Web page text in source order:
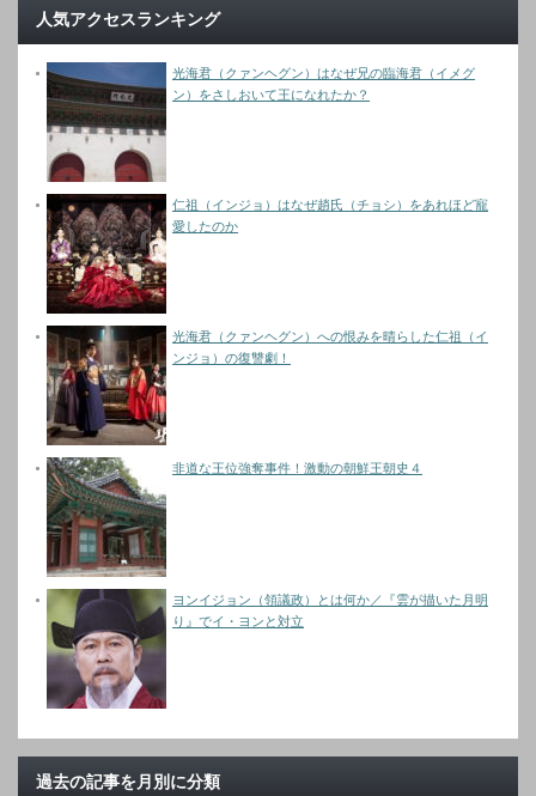
人気アクセスランキング
光海君（クァンヘグン）はなぜ兄の臨海君（イメグ
ン）をさしおいて王になれたか？
仁祖（インジョ）はなぜ趙氏（チョシ）をあれほど寵
愛したのか
光海君（クァンヘグン）への恨みを晴らした仁祖（イ
ンジョ）の復讐劇！
非道な王位強奪事件！激動の朝鮮王朝史４
ヨンイジョン（領議政）とは何か／『雲が描いた月明
り』でイ・ヨンと対立
過去の記事を月別に分類